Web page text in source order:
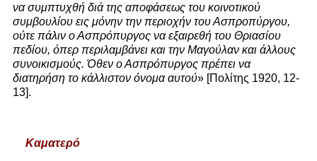
να συμπτυχθή διά της αποφάσεως του κοινοτικού
συμβουλίου εις μόνην την περιοχήν του Ασπροπύργου,
ούτε πάλιν ο Ασπρόπυργος να εξαιρεθή του Θριασίου
πεδίου, όπερ περιλαμβάνει και την Μαγούλαν και άλλους
συνοικισμούς. Όθεν ο Ασπρόπυργος πρέπει να
διατηρήση το κάλλιστον όνομα αυτού» [Πολίτης 1920, 12-
13].
Καματερό